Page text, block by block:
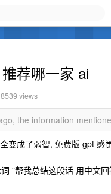
荐哪一家 ai
8539 views
the information
变成了弱智, 免费版 gpt 感
"帮我总结这段话 用中文